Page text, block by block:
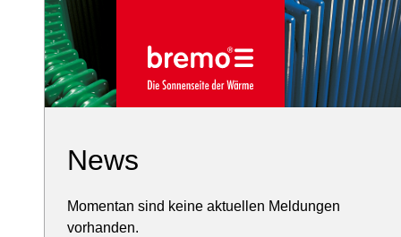
News
Momentan sind keine aktuellen Meldungen
vorhanden.